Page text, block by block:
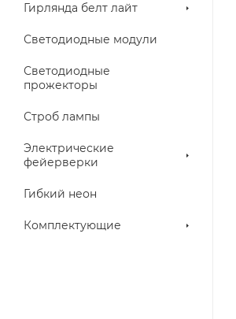
Гирлянда белт лайт
Светодиодные модули
Светодиодные
прожекторы
Строб лампы
Электрические
фейерверки
Гибкий неон
Комплектующие